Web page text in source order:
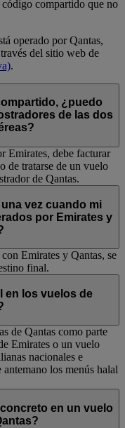
compartido que no
operado por Qantas,
del sitio web de
.
¿puedo
de las dos
Emirates, debe facturar
de tratarse de un vuelo
de Qantas.
vez cuando mi
por Emirates y
Emirates y Qantas, se
final.
en los vuelos de
de Qantas como parte
Emirates o un vuelo
nacionales e
los menús halal
en un vuelo